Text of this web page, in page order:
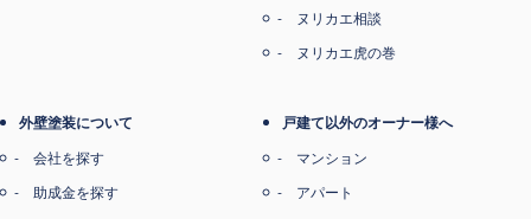
ヌリカエ相談
ヌリカエ虎の巻
外壁塗装について
会社を探す
助成金を探す
戸建て以外のオーナー様へ
マンション
アパート